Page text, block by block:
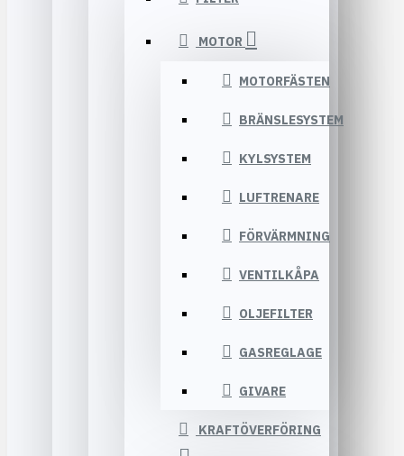
MOTOR
MOTORFÄSTEN
BRÄNSLESYSTEM
KYLSYSTEM
LUFTRENARE
FÖRVÄRMNING
VENTILKÅPA
OLJEFILTER
GASREGLAGE
GIVARE
KRAFTÖVERFÖRING